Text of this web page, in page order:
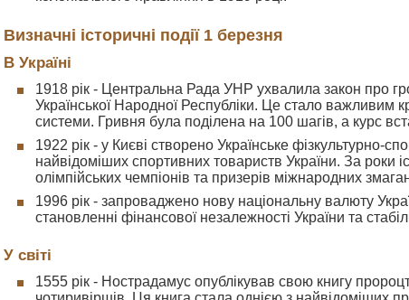
Визначні історичні події 1 березня
В Україні
1918 рік - Центральна Рада УНР ухвалила закон про
Української Народної Республіки. Це стало важливим
системи. Гривня була поділена на 100 шагів, а курс
1922 рік - у Києві створено Українське фізкультурно-
найвідоміших спортивних товариств України. За роки
олімпійських чемпіонів та призерів міжнародних
1996 рік - запроваджено нову національну валюту
становленні фінансової незалежності України та
У світі
1555 рік - Нострадамус опублікував свою книгу